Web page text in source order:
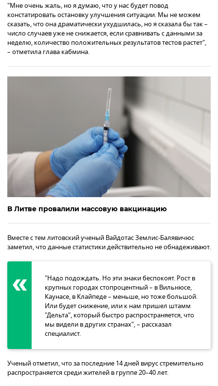
"Мне очень жаль, но я думаю, что у нас будет повод
констатировать остановку улучшения ситуации. Мы не можем
сказать, что она драматически ухудшилась, но я сказала бы так –
число случаев уже не снижается, если сравнивать с данными за
неделю, количество положительных результатов тестов растет",
– отметила глава кабмина.
В Литве провалили массовую вакцинацию
Вместе с тем литовский ученый Вайдотас Землис-Балявичюс
заметил, что данные статистики действительно не обнадеживают.
"Надо подождать. Но эти знаки беспокоят. Рост в
крупных городах стопроцентный – в Вильнюсе,
Каунасе, в Клайпеде – меньше, но тоже большой.
Или будет снижение, или к нам пришел штамм
"Дельта", который быстро распространяется, что
мы видели в других странах", – рассказал
специалист.
Ученый отметил, что за последние 14 дней вирус стремительно
распространяется среди жителей в группе 20–40 лет.